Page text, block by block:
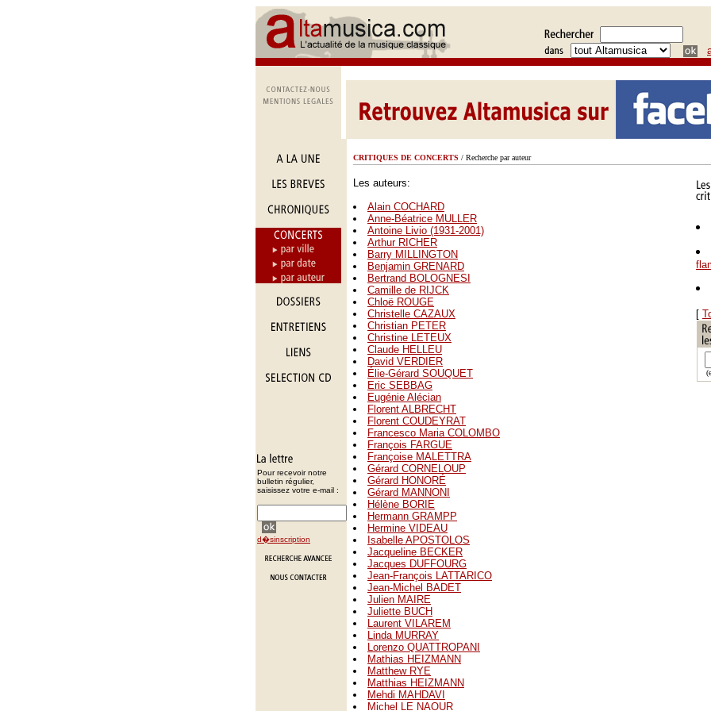
Pour recevoir notre
bulletin régulier,
saisissez votre e-mail :
d�sinscription
CRITIQUES DE CONCERTS / Recherche par auteur
Les auteurs:
Alain COCHARD
Anne-Béatrice MULLER
Antoine Livio (1931-2001)
Arthur RICHER
Barry MILLINGTON
Benjamin GRENARD
Bertrand BOLOGNESI
Camille de RIJCK
Chloë ROUGE
Christelle CAZAUX
Christian PETER
Christine LETEUX
Claude HELLEU
David VERDIER
Élie-Gérard SOUQUET
Eric SEBBAG
Eugénie Alécian
Florent ALBRECHT
Florent COUDEYRAT
Francesco Maria COLOMBO
François FARGUE
Françoise MALETTRA
Gérard CORNELOUP
Gérard HONORÉ
Gérard MANNONI
Hélène BORIE
Hermann GRAMPP
Hermine VIDEAU
Isabelle APOSTOLOS
Jacqueline BECKER
Jacques DUFFOURG
Jean-François LATTARICO
Jean-Michel BADET
Julien MAIRE
Juliette BUCH
Laurent VILAREM
Linda MURRAY
Lorenzo QUATTROPANI
Mathias HEIZMANN
Matthew RYE
Matthias HEIZMANN
Mehdi MAHDAVI
Michel LE NAOUR
[